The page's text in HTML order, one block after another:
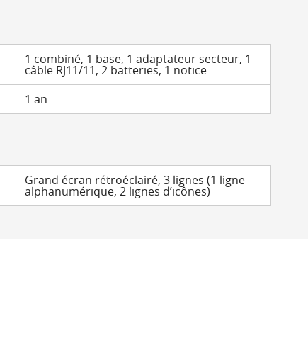
1 combiné, 1 base, 1 adaptateur secteur, 1
câble RJ11/11, 2 batteries, 1 notice
1 an
Grand écran rétroéclairé, 3 lignes (1 ligne
alphanumérique, 2 lignes d’icônes)